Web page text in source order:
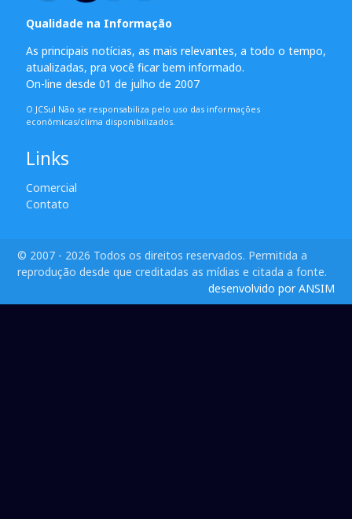
Qualidade na Informação
As principais notícias, as mais relevantes, a todo o tempo,
atualizadas, pra você ficar bem informado.
On-line desde 01 de julho de 2007
O JCSul Não se responsabiliza pelo uso das informações
econômicas/clima disponibilizados.
Links
Comercial
Contato
© 2007 - 2026 Todos os direitos reservados. Permitida a
reprodução desde que creditadas as mídias e citada a fonte.
desenvolvido por ANSIM